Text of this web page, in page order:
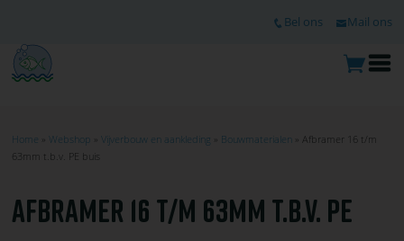
de
hoofdinhoud
TOP
Bel ons Mail ons
KRUIMELPAD
Home Webshop Vijverbouw en aankleding Bouwmaterialen
Afbramer 16 t/m
63mm t.b.v. PE buis
AFBRAMER 16 T/M 63MM T.B.V. PE